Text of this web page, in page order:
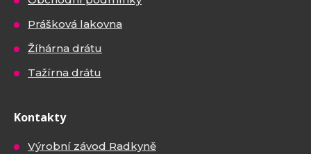
Prášková lakovna
Žíhárna drátu
Tažírna drátu
Kontakty
Výrobní závod Radkyně